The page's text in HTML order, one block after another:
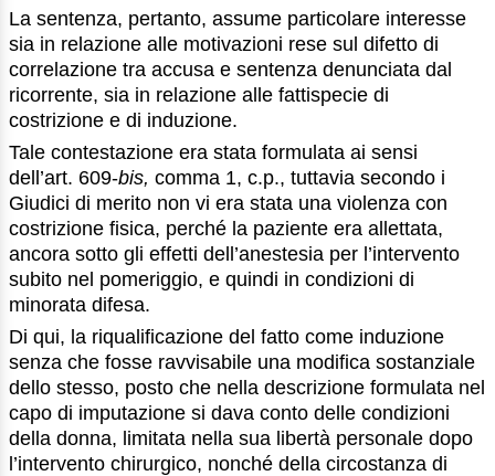
La sentenza, pertanto, assume particolare interesse
sia in relazione alle motivazioni rese sul difetto di
correlazione tra accusa e sentenza denunciata dal
ricorrente, sia in relazione alle fattispecie di
costrizione e di induzione.
Tale contestazione era stata formulata ai sensi
dell’art. 609-bis, comma 1, c.p., tuttavia secondo i
Giudici di merito non vi era stata una violenza con
costrizione fisica, perché la paziente era allettata,
ancora sotto gli effetti dell’anestesia per l’intervento
subito nel pomeriggio, e quindi in condizioni di
minorata difesa.
Di qui, la riqualificazione del fatto come induzione
senza che fosse ravvisabile una modifica sostanziale
dello stesso, posto che nella descrizione formulata nel
capo di imputazione si dava conto delle condizioni
della donna, limitata nella sua libertà personale dopo
l’intervento chirurgico, nonché della circostanza di